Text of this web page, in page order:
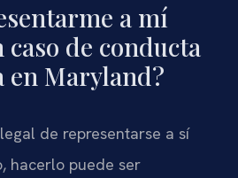
a mí
de conducta
en Maryland?
de representarse a sí
hacerlo puede ser